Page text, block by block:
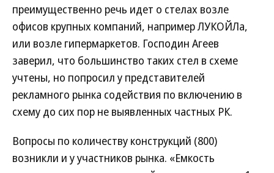
преимущественно речь идет о стелах возле
офисов крупных компаний, например ЛУКОЙЛа,
или возле гипермаркетов. Господин Агеев
заверил, что большинство таких стел в схеме
учтены, но попросил у представителей
рекламного рынка содействия по включению в
схему до сих пор не выявленных частных РК.
Вопросы по количеству конструкций (800)
возникли и у участников рынка. «Емкость